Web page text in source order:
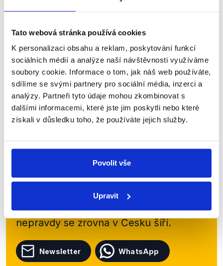
Tato webová stránka používá cookies
K personalizaci obsahu a reklam, poskytování funkcí
sociálních médií a analýze naší návštěvnosti využíváme
soubory cookie. Informace o tom, jak náš web používáte,
sdílíme se svými partnery pro sociální média, inzerci a
analýzy. Partneři tyto údaje mohou zkombinovat s
dalšími informacemi, které jste jim poskytli nebo které
získali v důsledku toho, že používáte jejich služby.
Povolit vše
Upravit
zobrazit celé odůvodnění
Zůstaňme v kontaktu
newsletteru nebowhatsappového
kanálu, kde pravidelně přinášíme
shrnutí nejzajímavějších článků a analýz.
Začněte nás odebírat, a mějte tak
přehled o tom, jaké dezinformace a
nepravdy se zrovna v Česku šíří.
Newsletter WhatsApp